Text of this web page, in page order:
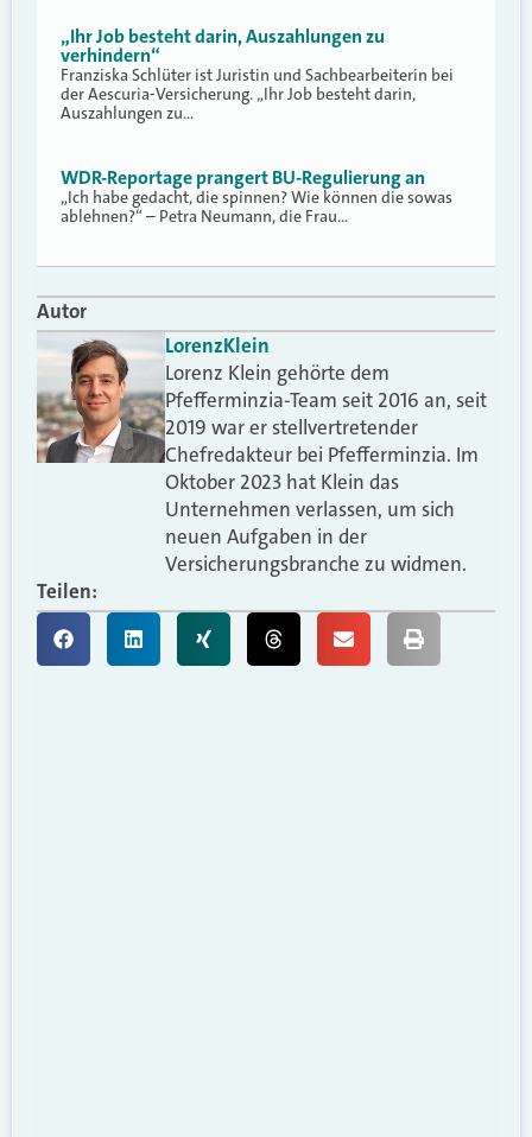
„Ihr Job besteht darin, Auszahlungen zu
verhindern“
Franziska Schlüter ist Juristin und Sachbearbeiterin bei
der Aescuria-Versicherung. „Ihr Job besteht darin,
Auszahlungen zu…
WDR-Reportage prangert BU-Regulierung an
„Ich habe gedacht, die spinnen? Wie können die sowas
ablehnen?“ – Petra Neumann, die Frau…
Autor
LorenzKlein
Lorenz Klein gehörte dem
Pfefferminzia-Team seit 2016 an, seit
2019 war er stellvertretender
Chefredakteur bei Pfefferminzia. Im
Oktober 2023 hat Klein das
Unternehmen verlassen, um sich
neuen Aufgaben in der
Versicherungsbranche zu widmen.
Teilen: